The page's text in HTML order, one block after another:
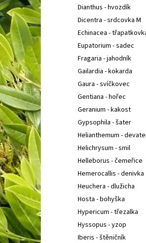
Dianthus - hvozdík
Dicentra - srdcovka M
Echinacea -
Eupatorium - sadec
Fragaria - jahodník
Gailardia - kokarda
Gaura - svíčkovec
Gentiana - hořec
Geranium - kakost
Gypsophila - šater
Helianthemum -
Helichrysum - smil
Helleborus - čemeřice
Hemerocallis - denivka
Heuchera - dlužicha
Hosta - bohyška
Hypericum - třezalka
Hyssopus - yzop
Iberis - štěničník